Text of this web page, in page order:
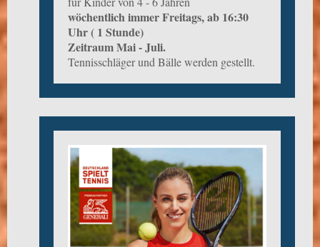
wöchentlich immer Freitags, ab 16:30
Uhr ( 1 Stunde)
Zeitraum Mai - Juli.
Tennisschläger und Bälle werden gestellt.